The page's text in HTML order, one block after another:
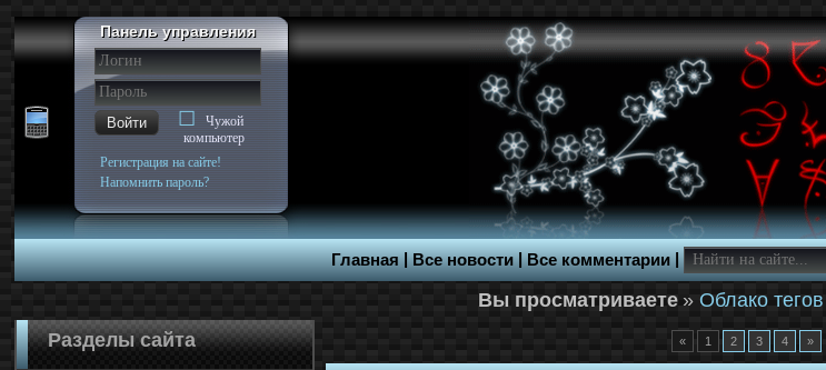
Панель управления
Войти
Чужой
компьютер
Регистрация на сайте!
Напомнить пароль?
Главная|Все новости|Все комментарии|
»Облако тегов
« 1 2 3 4 »
Разделы сайта